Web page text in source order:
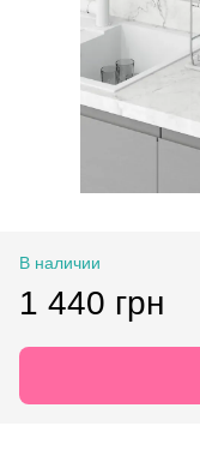
В наличии
1 440 грн